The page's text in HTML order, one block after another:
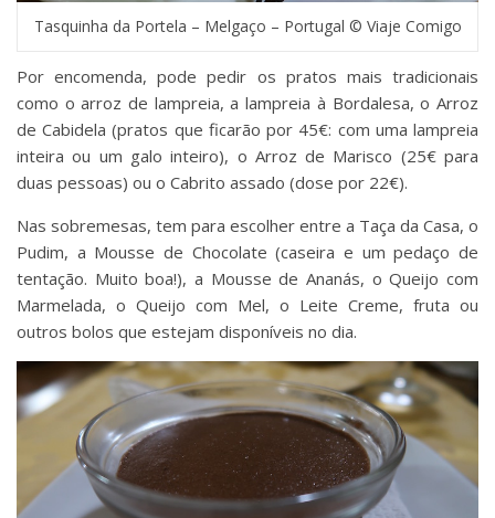
Tasquinha da Portela – Melgaço – Portugal © Viaje Comigo
Por encomenda, pode pedir os pratos mais tradicionais
como o arroz de lampreia, a lampreia à Bordalesa, o Arroz
de Cabidela (pratos que ficarão por 45€: com uma lampreia
inteira ou um galo inteiro), o Arroz de Marisco (25€ para
duas pessoas) ou o Cabrito assado (dose por 22€).
Nas sobremesas, tem para escolher entre a Taça da Casa, o
Pudim, a Mousse de Chocolate (caseira e um pedaço de
tentação. Muito boa!), a Mousse de Ananás, o Queijo com
Marmelada, o Queijo com Mel, o Leite Creme, fruta ou
outros bolos que estejam disponíveis no dia.